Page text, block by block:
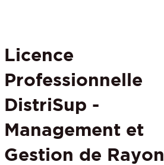
Licence
Professionnelle
DistriSup -
Management et
Gestion de Rayon